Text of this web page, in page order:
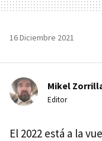
16 Diciembre 2021
Mikel
Editor
El 2022 está a la